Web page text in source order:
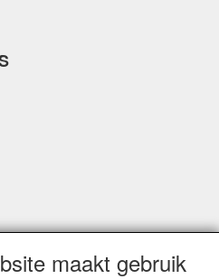
maakt gebruik